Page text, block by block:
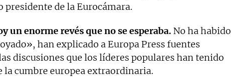
presidente de la Eurocámara.
un enorme revés que no se esperaba. No ha habido
han explicado a Europa Press fuentes
discusiones que los líderes populares han tenido
la cumbre europea extraordinaria.